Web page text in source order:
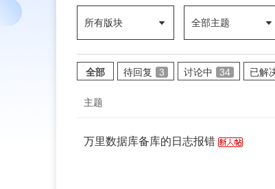
» › ›
所有版块 全部主题
全部 待回复 3 讨论中 34 已解
主题
万里数据库备库的日志报错